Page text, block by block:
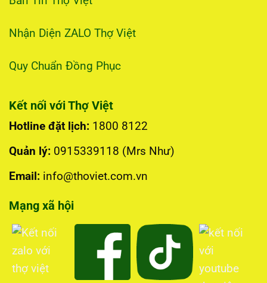
Nhận Diện ZALO Thợ Việt
Quy Chuẩn Đồng Phục
Kết nối với Thợ Việt
Hotline đặt lịch: 1800 8122
Quản lý: 0915339118 (Mrs Như)
Email: info@thoviet.com.vn
Mạng xã hội